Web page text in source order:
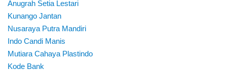
Anugrah Setia Lestari
Kunango Jantan
Nusaraya Putra Mandiri
Indo Candi Manis
Mutiara Cahaya Plastindo
Kode Bank